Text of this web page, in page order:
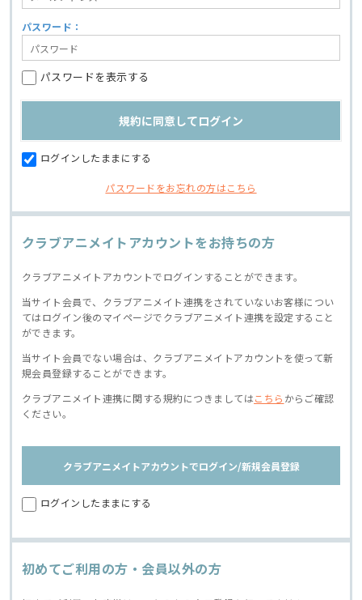
パスワード：
パスワードを表示する
ログインしたままにする
パスワードをお忘れの方はこちら
クラブアニメイトアカウントをお持ちの方
クラブアニメイトアカウントでログインすることができます。
当サイト会員で、クラブアニメイト連携をされていないお客様につい
てはログイン後のマイページでクラブアニメイト連携を設定すること
ができます。
当サイト会員でない場合は、クラブアニメイトアカウントを使って新
規会員登録することができます。
クラブアニメイト連携に関する規約につきましてはこちら からご確認
ください。
クラブアニメイトアカウントでログイン/新規会員登録
ログインしたままにする
初めてご利用の方・会員以外の方